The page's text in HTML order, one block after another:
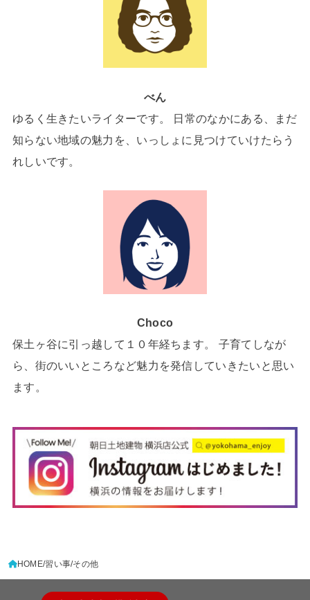
べん
ゆるく生きたいライターです。 日常のなかにある、まだ
知らない地域の魅力を、いっしょに見つけていけたらう
れしいです。
Choco
保土ヶ谷に引っ越して１０年経ちます。 子育てしなが
ら、街のいいところなど魅力を発信していきたいと思い
ます。
HOME 習い事 その他